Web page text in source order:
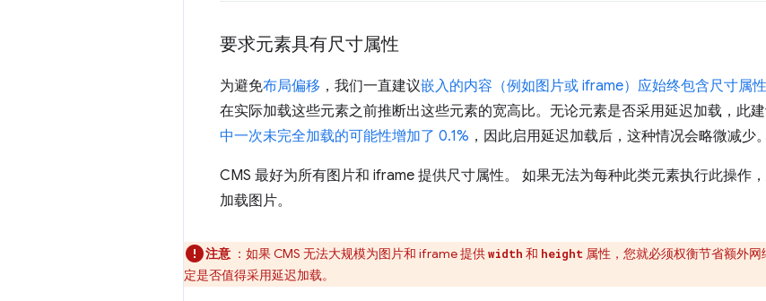
要求元素具有尺寸属性
为避免布局偏移 ，我们一直建议嵌入的内容（例如图片或 iframe）应始终包含尺寸属性
在实际加载这些元素之前推断出这些元素的宽高比。无论元素是否采用延迟加载，此
中一次未完全加载的可能性增加了 0.1% ，因此启用延迟加载后，这种情况会略微减少。
CMS 最好为所有图片和 iframe 提供尺寸属性。 如果无法为每种此类元素执行此操作
加载图片。
注意 ：如果 CMS 无法大规模为图片和 iframe 提供width 和 height 属性，您就必须权衡节省额外
定是否值得采用延迟加载。